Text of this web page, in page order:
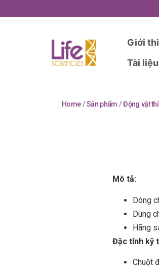
Giới
Tài liệu
Home/Sản phẩm /Động vật
Mô tả:
Dòng
Dùng
Hãng
Đặc tính kỹ
Chuột